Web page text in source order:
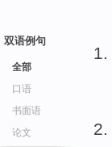
双语例句
全部
口语
书面语
论文